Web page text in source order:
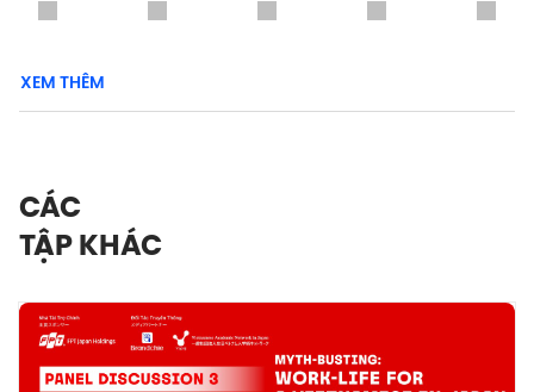
XEM THÊM
CÁC
TẬP KHÁC